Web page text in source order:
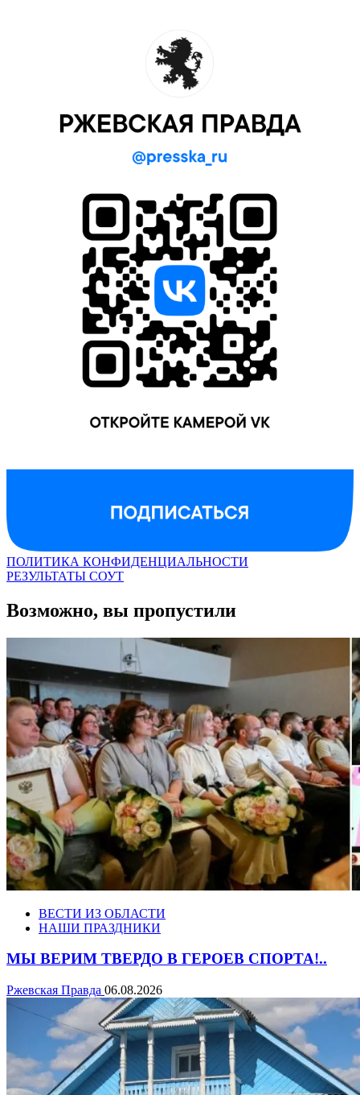
ПОЛИТИКА КОНФИДЕНЦИАЛЬНОСТИ
РЕЗУЛЬТАТЫ СОУТ
Возможно, вы пропустили
ВЕСТИ ИЗ ОБЛАСТИ
НАШИ ПРАЗДНИКИ
МЫ ВЕРИМ ТВЕРДО В ГЕРОЕВ СПОРТА!..
Ржевская Правда 06.08.2026